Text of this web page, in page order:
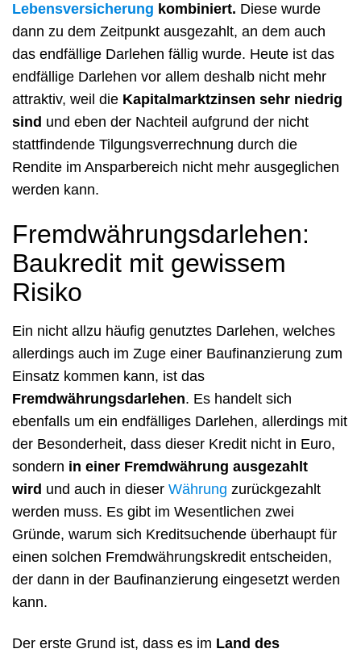
Lebensversicherung kombiniert. Diese wurde
dann zu dem Zeitpunkt ausgezahlt, an dem auch
das endfällige Darlehen fällig wurde. Heute ist das
endfällige Darlehen vor allem deshalb nicht mehr
attraktiv, weil die Kapitalmarktzinsen sehr niedrig
sind und eben der Nachteil aufgrund der nicht
stattfindende Tilgungsverrechnung durch die
Rendite im Ansparbereich nicht mehr ausgeglichen
werden kann.
Fremdwährungsdarlehen:
Baukredit mit gewissem
Risiko
Ein nicht allzu häufig genutztes Darlehen, welches
allerdings auch im Zuge einer Baufinanzierung zum
Einsatz kommen kann, ist das
Fremdwährungsdarlehen. Es handelt sich
ebenfalls um ein endfälliges Darlehen, allerdings mit
der Besonderheit, dass dieser Kredit nicht in Euro,
sondern in einer Fremdwährung ausgezahlt
wird und auch in dieser Währung zurückgezahlt
werden muss. Es gibt im Wesentlichen zwei
Gründe, warum sich Kreditsuchende überhaupt für
einen solchen Fremdwährungskredit entscheiden,
der dann in der Baufinanzierung eingesetzt werden
kann.
Der erste Grund ist, dass es im Land des